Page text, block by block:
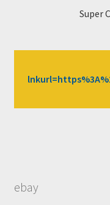
Super
ebay